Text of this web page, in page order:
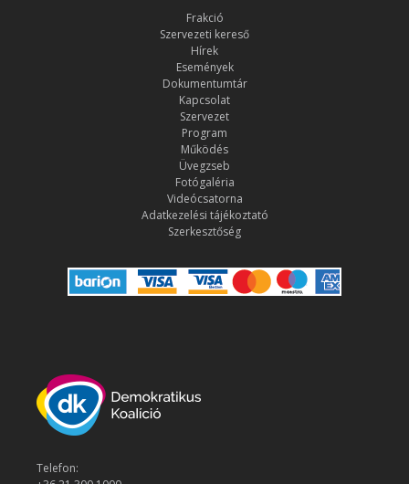
Frakció
Szervezeti kereső
Hírek
Események
Dokumentumtár
Kapcsolat
Szervezet
Program
Működés
Üvegzseb
Fotógaléria
Videócsatorna
Adatkezelési tájékoztató
Szerkesztőség
Telefon: